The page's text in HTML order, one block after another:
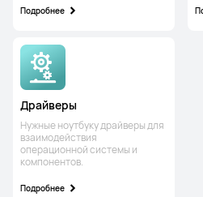
Подробнее
Драйверы
Нужные ноутбуку драйверы для
взаимодействия
операционной системы и
компонентов.
Подробнее